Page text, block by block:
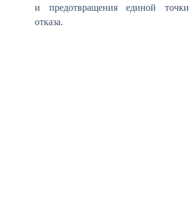
и предотвращения единой точки
отказа.